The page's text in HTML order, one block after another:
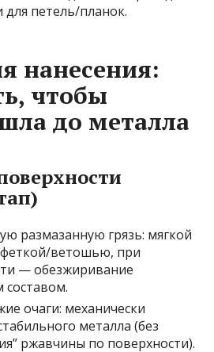
петель/планок.
нанесения:
чтобы
до металла
размазанную грязь: мягкой
ветошью, при
— обезжиривание
очаги: механически
металла (без
ржавчины по поверхности).